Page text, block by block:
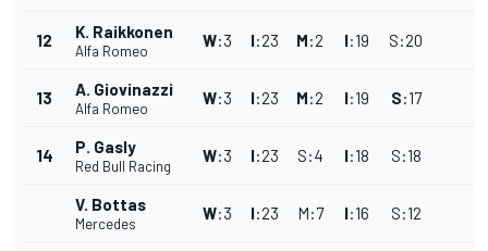
12 K. Raikkonen
Alfa Romeo
W:3 I:23 M:2 I:19 S:20
13 A. Giovinazzi
Alfa Romeo
W:3 I:23 M:2 I:19 S:17
14 P. Gasly
Red Bull Racing
W:3 I:23 S:4 I:18 S:18
V. Bottas
Mercedes
W:3 I:23 M:7 I:16 S:12